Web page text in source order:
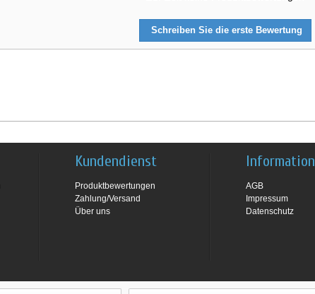
Schreiben Sie die erste Bewertung
Kundendienst
Produktbewertungen
Zahlung/Versand
Über uns
Information
AGB
Impressum
Datenschutz